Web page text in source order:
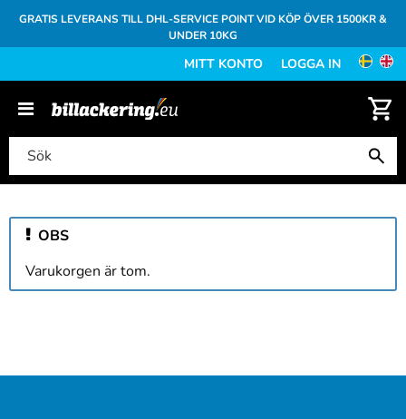
GRATIS LEVERANS TILL DHL-SERVICE POINT VID KÖP ÖVER 1500KR &
UNDER 10KG
MITT KONTO LOGGA IN
OBS
Varukorgen är tom.